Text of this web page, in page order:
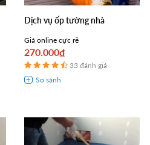
Dịch vụ ốp tường nhà
Giá online cực rẻ
270.000₫
33 đánh giá